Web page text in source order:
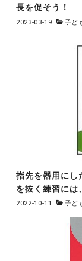
長を促そう！
2023-03-19 子ど
指先を器用にし
を抜く練習には
2022-10-11 子ど